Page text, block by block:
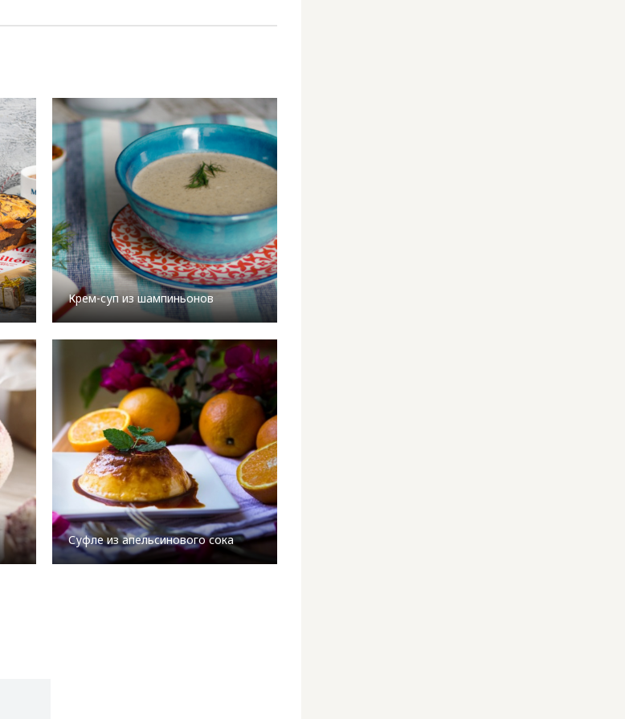
Крем-суп из шампиньонов
Суфле из апельсинового сока